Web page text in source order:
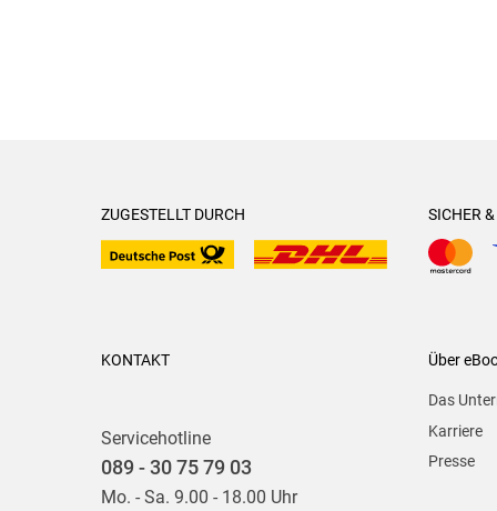
ZUGESTELLT DURCH SICHER
KONTAKT
Servicehotline
089 - 30 75 79 03
Mo. - Sa. 9.00 - 18.00 Uhr
Über
Das
Karriere
Presse